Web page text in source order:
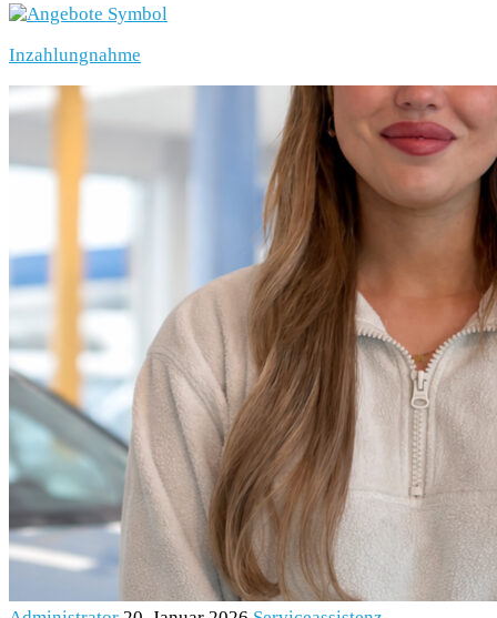
Inzahlungnahme